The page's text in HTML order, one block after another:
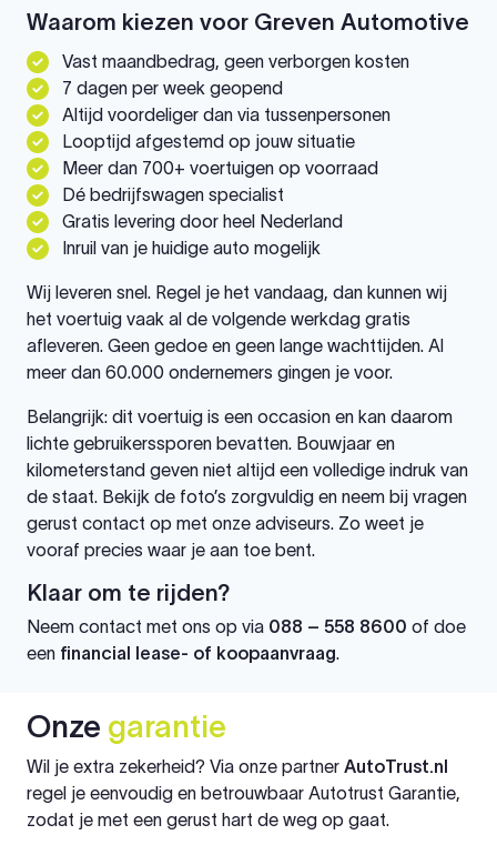
Waarom kiezen voor Greven Automotive
Vast maandbedrag, geen verborgen kosten
7 dagen per week geopend
Altijd voordeliger dan via tussenpersonen
Looptijd afgestemd op jouw situatie
Meer dan 700+ voertuigen op voorraad
Dé bedrijfswagen specialist
Gratis levering door heel Nederland
Inruil van je huidige auto mogelijk
Wij leveren snel. Regel je het vandaag, dan kunnen wij
het voertuig vaak al de volgende werkdag gratis
afleveren. Geen gedoe en geen lange wachttijden. Al
meer dan 60.000 ondernemers gingen je voor.
Belangrijk: dit voertuig is een occasion en kan daarom
lichte gebruikerssporen bevatten. Bouwjaar en
kilometerstand geven niet altijd een volledige indruk van
de staat. Bekijk de foto’s zorgvuldig en neem bij vragen
gerust contact op met onze adviseurs. Zo weet je
vooraf precies waar je aan toe bent.
Klaar om te rijden?
Neem contact met ons op via 088 – 558 8600 of doe
een financial lease- of koopaanvraag.
Onze garantie
Wil je extra zekerheid? Via onze partner AutoTrust.nl
regel je eenvoudig en betrouwbaar Autotrust Garantie,
zodat je met een gerust hart de weg op gaat.